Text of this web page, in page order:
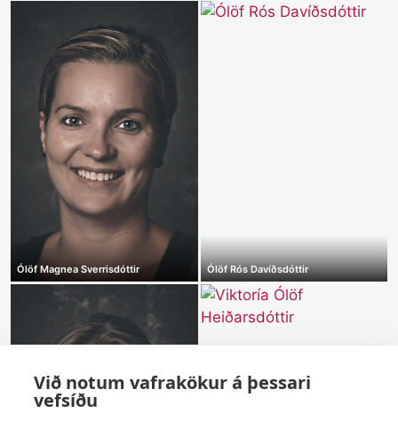
Ólöf Magnea Sverrisdóttir Ólöf Rós Davíðsdóttir
Við notum vafrakökur á þessari
vefsíðu